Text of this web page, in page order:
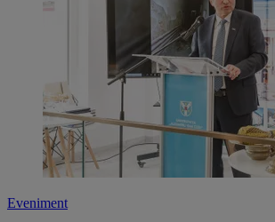
Eveniment